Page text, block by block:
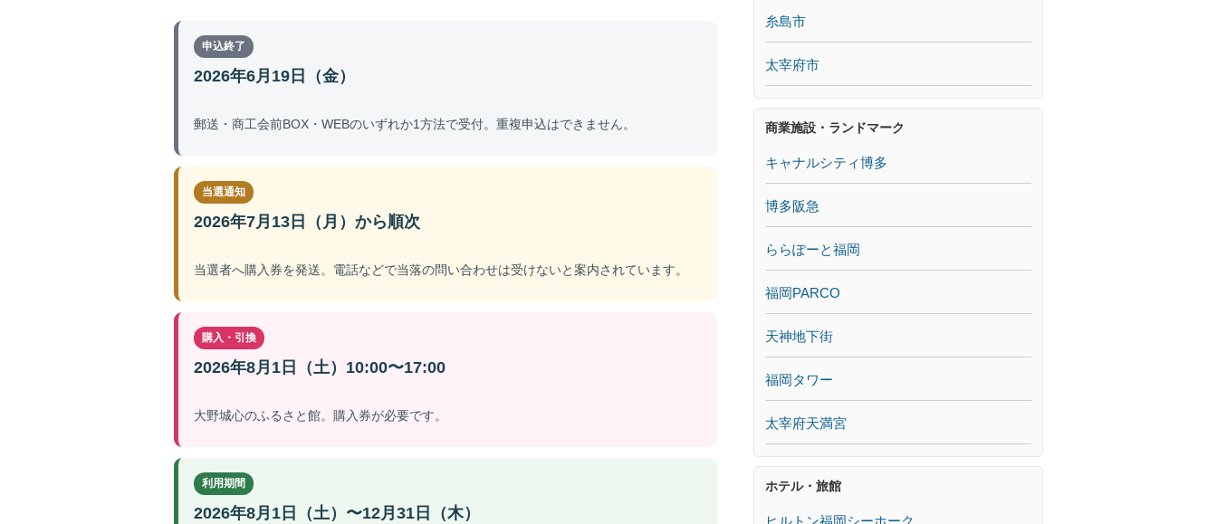
申込終了
2026年6月19日（金）
郵送・商工会前BOX・WEBのいずれか1方法で受付。重複申込はできません。
当選通知
2026年7月13日（月）から順次
当選者へ購入券を発送。電話などで当落の問い合わせは受けないと案内されています。
購入・引換
2026年8月1日（土）10:00〜17:00
大野城心のふるさと館。購入券が必要です。
利用期間
2026年8月1日（土）〜12月31日（木）
糸島市
太宰府市
商業施設・ランドマーク
キャナルシティ博多
博多阪急
ららぽーと福岡
福岡PARCO
天神地下街
福岡タワー
太宰府天満宮
ホテル・旅館
ヒルトン福岡シーホーク